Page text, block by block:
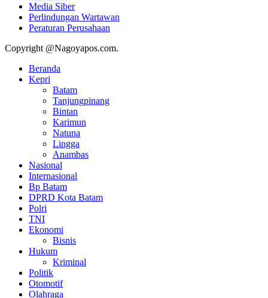
Media Siber
Perlindungan Wartawan
Peraturan Perusahaan
Copyright @Nagoyapos.com.
Beranda
Kepri
Batam
Tanjungpinang
Bintan
Karimun
Natuna
Lingga
Anambas
Nasional
Internasional
Bp Batam
DPRD Kota Batam
Polri
TNI
Ekonomi
Bisnis
Hukum
Kriminal
Politik
Otomotif
Olahraga